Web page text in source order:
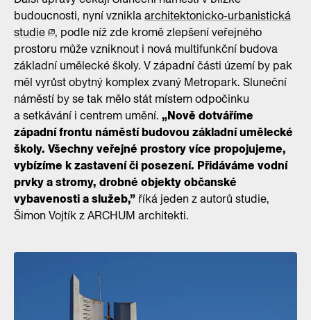
budoucnosti, nyní vzniklaarchitektonicko-urbanistická
studie
, podle níž zde kromě zlepšení veřejného
prostoru může vzniknout i nová multifunkční budova
základní umělecké školy. V západní části území by pak
měl vyrůst obytný komplex zvaný Metropark. Sluneční
náměstí by se tak mělo stát místem odpočinku
a setkávání i centrem umění. „Nově dotváříme
západní frontu náměstí budovou základní umělecké
školy. Všechny veřejné prostory více propojujeme,
vybízíme k zastavení či posezení. Přidáváme vodní
prvky a stromy, drobné objekty občanské
vybavenosti a služeb,” říká jeden z autorů studie,
Šimon Vojtík z ARCHUM architekti.